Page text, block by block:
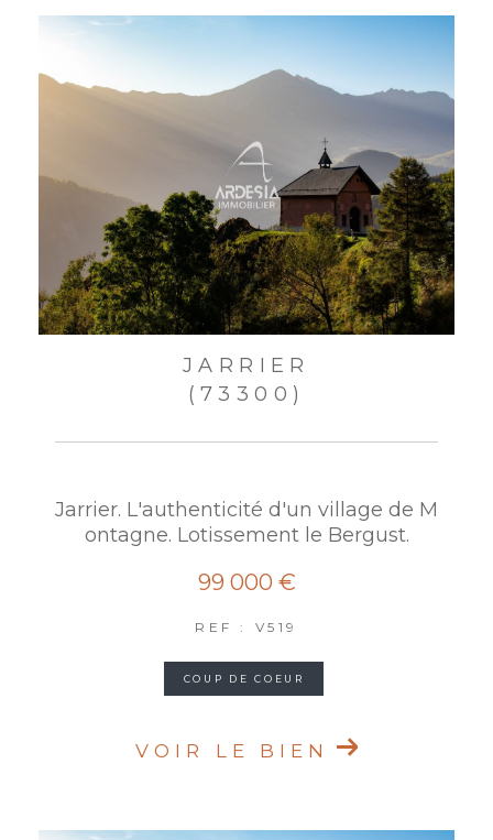
JARRIER
(73300)
Jarrier. L'authenticité d'un village de M
ontagne. Lotissement le Bergust.
99 000 €
REF : V519
COUP DE COEUR
VOIR LE BIEN